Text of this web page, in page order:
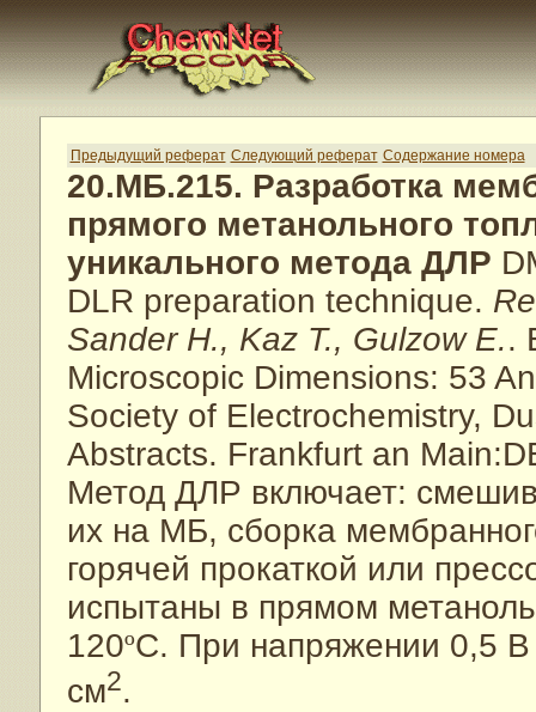
Предыдущий реферат Следующий реферат Содержание номера
20.МБ.215. Разработка
прямого метанольного
уникального метода ДЛР
DLR preparation technique.
Sander H., Kaz T., Gulzow E..
Microscopic Dimensions: 53
Society of Electrochemistry,
Abstracts. Frankfurt an
Метод ДЛР включает:
их на МБ, сборка
горячей прокаткой или
испытаны в прямом
120ºC. При напряжении 0,5 В
см2.